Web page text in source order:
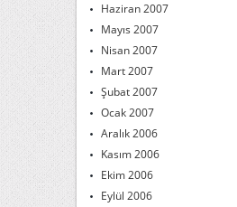
Haziran 2007
Mayıs 2007
Nisan 2007
Mart 2007
Şubat 2007
Ocak 2007
Aralık 2006
Kasım 2006
Ekim 2006
Eylül 2006